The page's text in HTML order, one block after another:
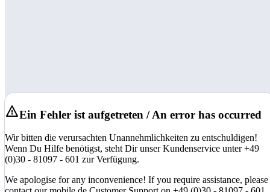
Ein Fehler ist aufgetreten / An error has occurred
Wir bitten die verursachten Unannehmlichkeiten zu entschuldigen!
Wenn Du Hilfe benötigst, steht Dir unser Kundenservice unter +49
(0)30 - 81097 - 601 zur Verfügung.
We apologise for any inconvenience! If you require assistance, please